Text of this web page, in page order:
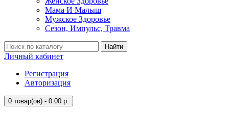
Мама И Малыш
Мужское Здоровье
Сезон, Импульс, Травма
Найти
Личный кабинет
Регистрация
Авторизация
0 товар(ов) - 0.00 р.